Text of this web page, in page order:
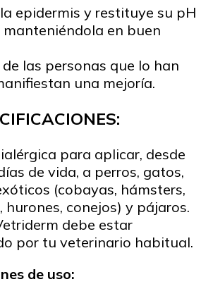
epidermis y restituye su pH
en buen
las personas que lo han
una mejoría.
para aplicar, desde
de vida, a perros, gatos,
(cobayas, hámsters,
hurones, conejos) y pájaros.
debe estar
por tu veterinario habitual.
de uso: